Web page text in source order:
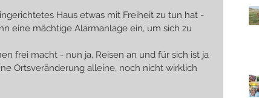
Haus etwas mit Freiheit zu tun hat -
eine mächtige Alarmanlage ein, um sich zu
frei macht - nun ja, Reisen an und für sich ist ja
Ortsveränderung alleine, noch nicht wirklich